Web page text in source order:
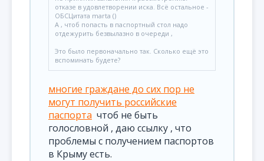
отказе в удовлетворении иска. Всё остальное -
ОБСЦитата marta ()
А , чтоб попасть в паспортный стол надо
отдежурить безвылазно в очереди ,
Это было первоначально так. Сколько ещё это
вспоминать будете?
многие граждане до сих пор не
могут получить российские
паспорта чтоб не быть
голословной , даю ссылку , что
проблемы с получением паспортов
в Крыму есть.